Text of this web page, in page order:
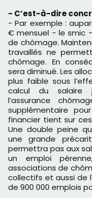
- C’est-à-dire
- Par exemple :
€ mensuel - le smic
de chômage.
travaillés ne
chômage. En
sera diminué. Les
plus faible sous
calcul du salaire
l’assurance
supplémentaire
financier tient sur
Une double peine
une grande
permettra pas aux
un emploi
associations de
collectifs et aussi de
de 900 000 emplois